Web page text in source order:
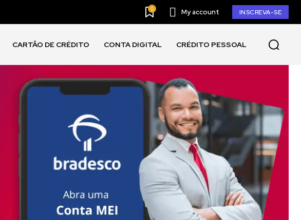
0 My account INSCREVA-SE
CARTÃO DE CRÉDITO CONTA DIGITAL CRÉDITO PESSOAL